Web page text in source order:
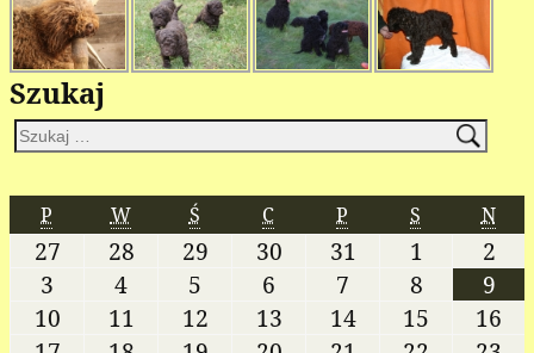
Szukaj
P W Ś C P S N
27 28 29 30 31 1
2
3
4 5 6 7 8
9
10
11 12 13 14 15
16